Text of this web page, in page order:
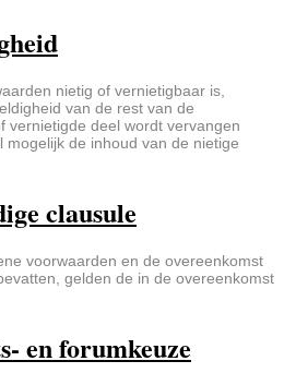
nietig of vernietigbaar is,
van de rest van de
vernietigde deel wordt vervangen
de inhoud van de nietige
clausule
voorwaarden en de overeenkomst
gelden de in de overeenkomst
en forumkeuze